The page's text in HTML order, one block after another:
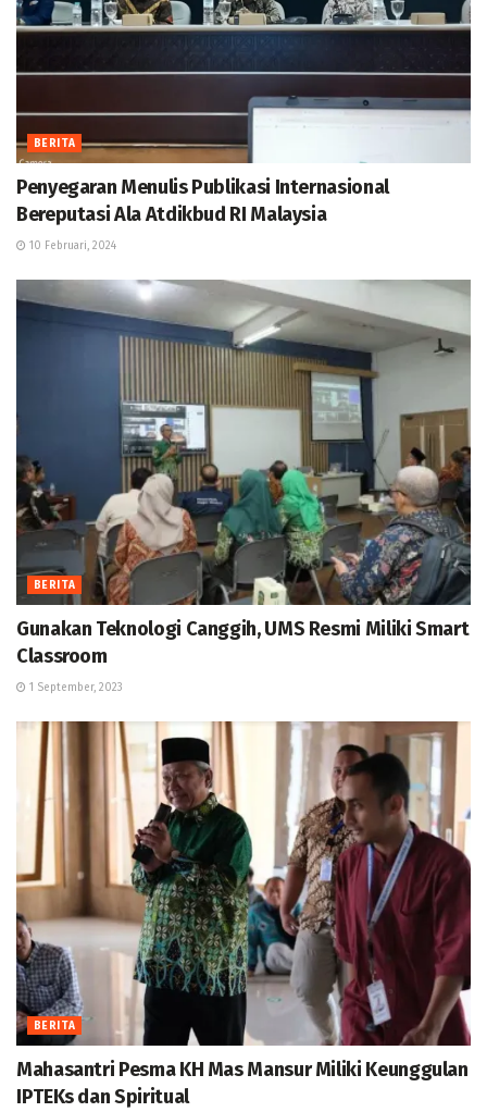
BERITA
Penyegaran Menulis Publikasi Internasional
Bereputasi Ala Atdikbud RI Malaysia
10 Februari, 2024
BERITA
Gunakan Teknologi Canggih, UMS Resmi Miliki Smart
Classroom
1 September, 2023
BERITA
Mahasantri Pesma KH Mas Mansur Miliki Keunggulan
IPTEKs dan Spiritual